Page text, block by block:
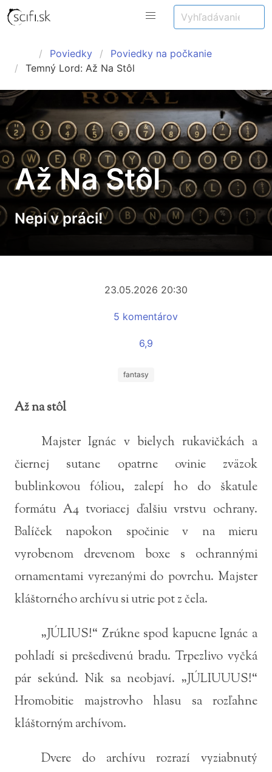
Poviedky
Poviedky na počkanie
Temný Lord: Až Na Stôl
Až Na Stôl
Nepi v práci!
23.05.2026 20:30
5 komentárov
6,9
fantasy
Až na stôl
Majster Ignác v bielych rukavičkách a
čiernej sutane opatrne ovinie zväzok
bublinkovou fóliou, zalepí ho do škatule
formátu A4 tvoriacej ďalšiu vrstvu ochrany.
Balíček napokon spočinie v na mieru
vyrobenom drevenom boxe s ochrannými
ornamentami vyrezanými do povrchu. Majster
kláštorného archívu si utrie pot z čela.
„JÚLIUS!“ Zrúkne spod kapucne Ignác a
pohladí si prešedivenú bradu. Trpezlivo vyčká
pár sekúnd. Nik sa neobjaví. „JÚLIUUUS!“
Hromobitie majstrovho hlasu sa rozľahne
kláštorným archívom.
Dvere do archívu rozrazí vyziabnutý